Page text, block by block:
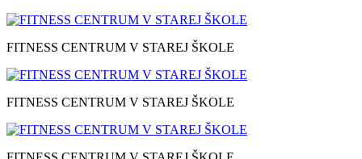
FITNESS CENTRUM V STAREJ ŠKOLE
FITNESS CENTRUM V STAREJ ŠKOLE